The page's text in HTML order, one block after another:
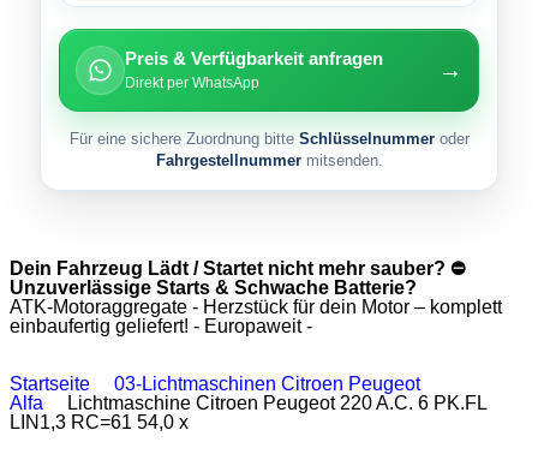
Preis & Verfügbarkeit anfragen
Direkt per WhatsApp →
Für eine sichere Zuordnung bitte Schlüsselnummeroder
Fahrgestellnummermitsenden.
Dein Fahrzeug Lädt / Startet nicht mehr sauber? ⛔
Unzuverlässige Starts & Schwache Batterie?
ATK-Motoraggregate - Herzstück für dein Motor – komplett
einbaufertig geliefert! - Europaweit -
Startseite
03-Lichtmaschinen Citroen Peugeot
Alfa
Lichtmaschine Citroen Peugeot 220 A.C. 6 PK.FL
LIN1,3 RC=61 54,0 x